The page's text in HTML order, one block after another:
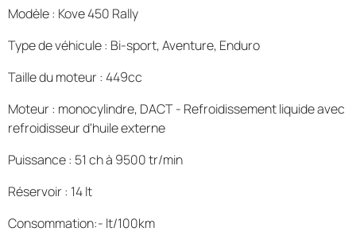
Modèle : Kove 450 Rally
Type de véhicule : Bi-sport, Aventure, Enduro
Taille du moteur : 449cc
Moteur : monocylindre, DACT - Refroidissement liquide avec
refroidisseur d'huile externe
Puissance : 51 ch à 9500 tr/min
Réservoir : 14 lt
Consommation:- lt/100km